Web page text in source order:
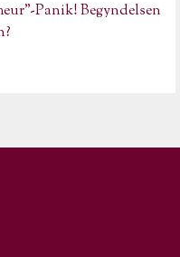
Panik! Begyndelsen